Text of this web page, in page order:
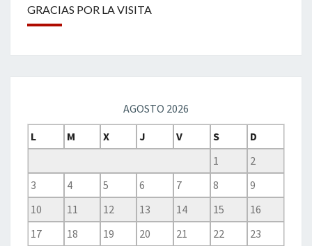
GRACIAS POR LA VISITA
AGOSTO 2026
L
M X J V S
D
1
2
3
4 5 6 7 8
9
10
11 12 13 14 15
16
17
18 19 20 21 22
23